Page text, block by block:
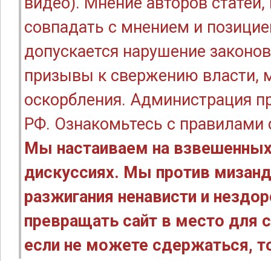
совпадать с мнением и
допускается нарушение
призывы к свержению власти,
оскорбления. Администрация
РФ. Ознакомьтесь с правилами
Мы настаиваем на
дискуссиях. Мы против
разжигания ненависти и
превращать сайт в место для
если не можете сдержаться,